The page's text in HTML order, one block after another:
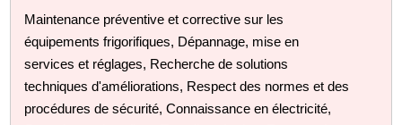
Maintenance préventive et corrective sur les
équipements frigorifiques, Dépannage, mise en
services et réglages, Recherche de solutions
techniques d'améliorations, Respect des normes et des
procédures de sécurité, Connaissance en électricité,